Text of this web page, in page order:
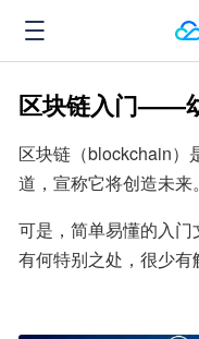
区块链入门——
区块链（blockchain）
道，宣称它将创造未来。
可是，简单易懂的入门
有何特别之处，很少有